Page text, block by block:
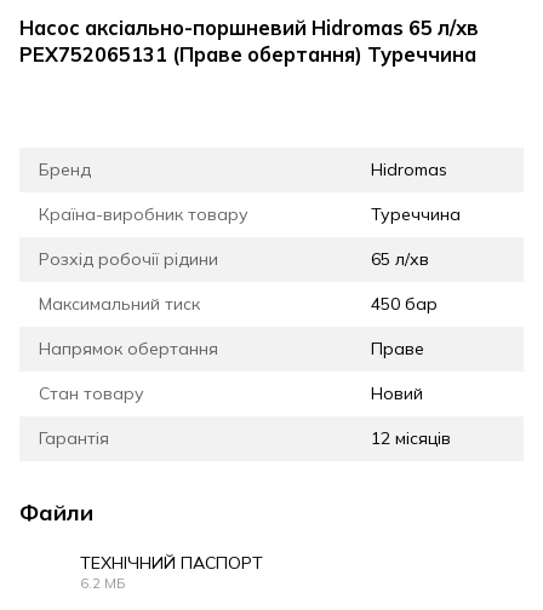
Насос аксіально-поршневий Hidromas 65 л/хв
PEX752065131 (Праве обертання) Туреччина
Бренд Hidromas
Країна-виробник товару Туреччина
Розхід робочії рідини 65 л/хв
Максимальний тиск 450 бар
Напрямок обертання Праве
Стан товару Новий
Гарантія 12 місяців
Файли
ТЕХНІЧНИЙ ПАСПОРТ
6.2 МБ